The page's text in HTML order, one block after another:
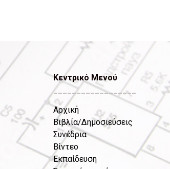
Κεντρικό Μενού
__________________
Αρχική
Βιβλία/Δημοσιεύσεις
Συνέδρια
Βίντεο
Εκπαίδευση